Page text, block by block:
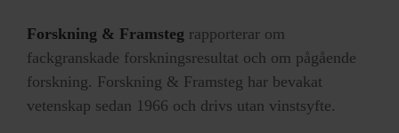
Forskning & Framsteg rapporterar om
fackgranskade forskningsresultat och om pågående
forskning. Forskning & Framsteg har bevakat
vetenskap sedan 1966 och drivs utan vinstsyfte.